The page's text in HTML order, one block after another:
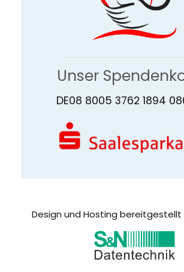
Unser
DE08 8005 3762 1894
Design und Hosting